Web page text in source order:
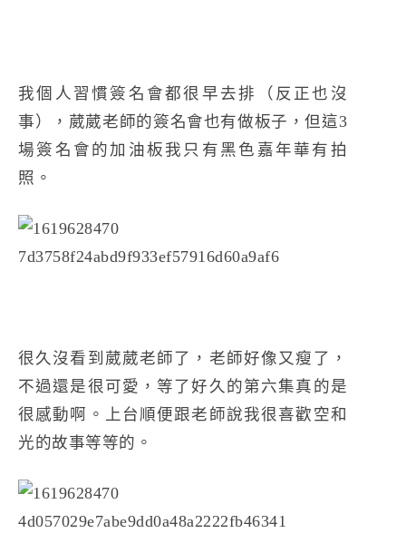
我個人習慣簽名會都很早去排（反正也沒
事），葳葳老師的簽名會也有做板子，但這3
場簽名會的加油板我只有黑色嘉年華有拍
照。
很久沒看到葳葳老師了，老師好像又瘦了，
不過還是很可愛，等了好久的第六集真的是
很感動啊。上台順便跟老師說我很喜歡空和
光的故事等等的。